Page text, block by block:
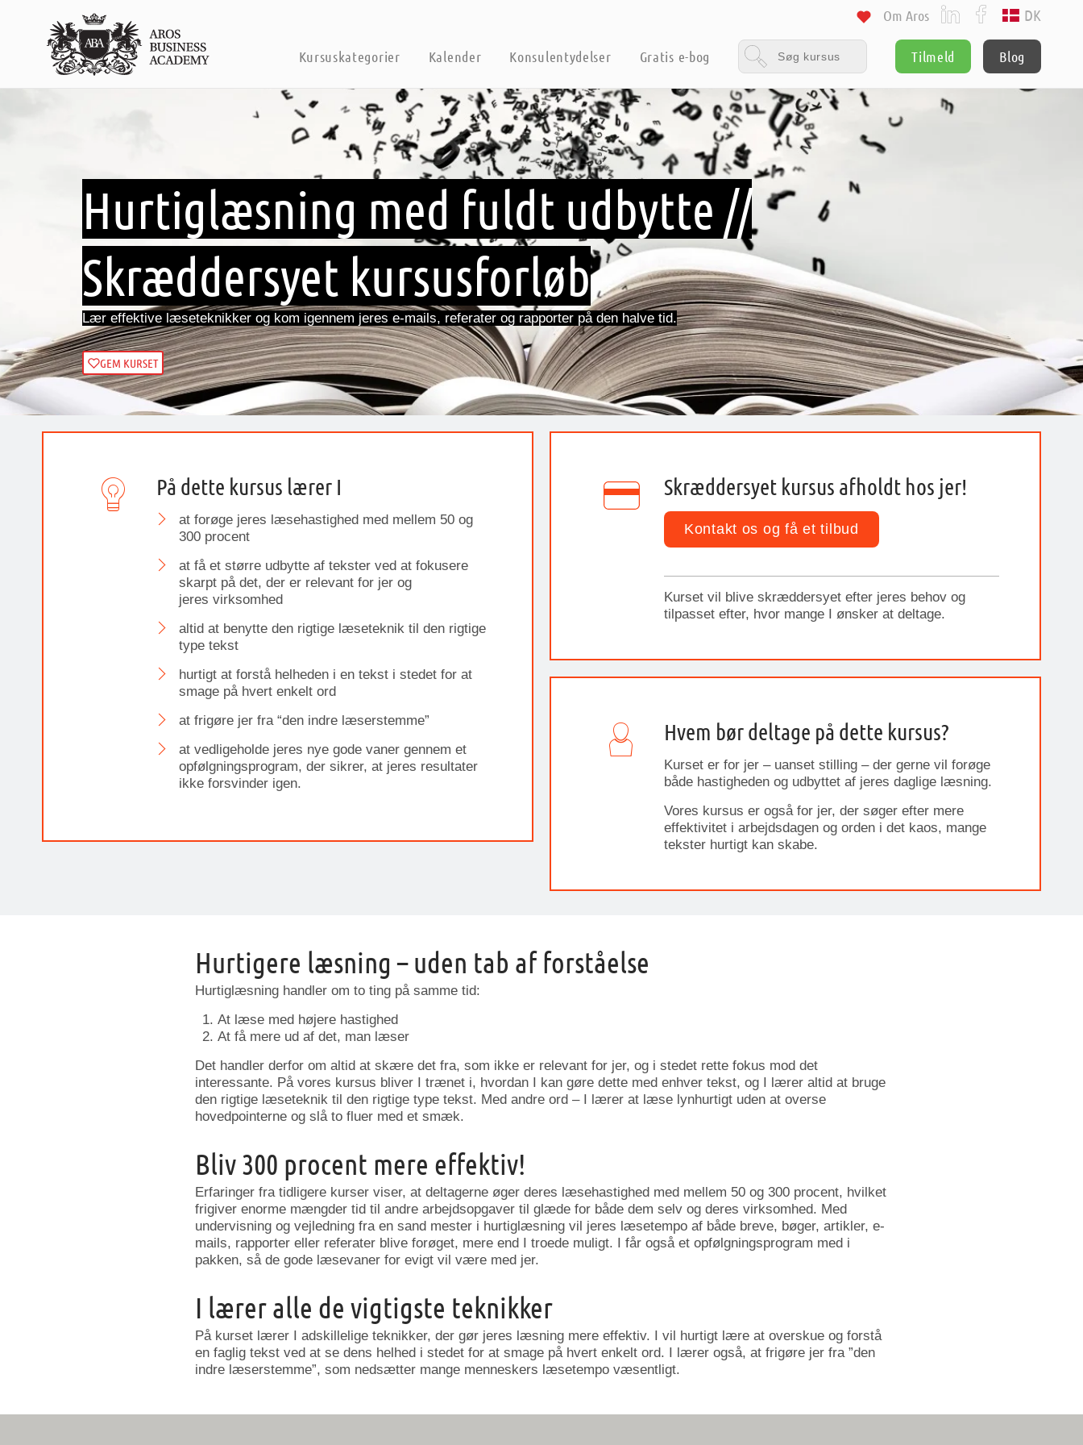
Kursuskategorier Kalender Konsulentydelser Gratis e-bog Tilmeld Blog
Om Aros DK
Hurtiglæsning med fuldt udbytte //
Skræddersyet kursusforløb
Lær effektive læseteknikker og kom igennem jeres e-mails, referater og rapporter på den halve tid.
GEM KURSET
På dette kursus lærer I
at forøge jeres læsehastighed med mellem 50 og
300 procent
at få et større udbytte af tekster ved at fokusere
skarpt på det, der er relevant for jer og
jeres virksomhed
altid at benytte den rigtige læseteknik til den rigtige
type tekst
hurtigt at forstå helheden i en tekst i stedet for at
smage på hvert enkelt ord
at frigøre jer fra “den indre læserstemme”
at vedligeholde jeres nye gode vaner gennem et
opfølgningsprogram, der sikrer, at jeres resultater
ikke forsvinder igen.
Skræddersyet kursus afholdt hos jer!
Kontakt os og få et tilbud
Kurset vil blive skræddersyet efter jeres behov og
tilpasset efter, hvor mange I ønsker at deltage.
Hvem bør deltage på dette kursus?
Kurset er for jer – uanset stilling – der gerne vil forøge
både hastigheden og udbyttet af jeres daglige læsning.
Vores kursus er også for jer, der søger efter mere
effektivitet i arbejdsdagen og orden i det kaos, mange
tekster hurtigt kan skabe.
Hurtigere læsning – uden tab af forståelse
Hurtiglæsning handler om to ting på samme tid:
At læse med højere hastighed
At få mere ud af det, man læser
Det handler derfor om altid at skære det fra, som ikke er relevant for jer, og i stedet rette fokus mod det
interessante. På vores kursus bliver I trænet i, hvordan I kan gøre dette med enhver tekst, og I lærer altid at bruge
den rigtige læseteknik til den rigtige type tekst. Med andre ord – I lærer at læse lynhurtigt uden at overse
hovedpointerne og slå to fluer med et smæk.
Bliv 300 procent mere effektiv!
Erfaringer fra tidligere kurser viser, at deltagerne øger deres læsehastighed med mellem 50 og 300 procent, hvilket
frigiver enorme mængder tid til andre arbejdsopgaver til glæde for både dem selv og deres virksomhed. Med
undervisning og vejledning fra en sand mester i hurtiglæsning vil jeres læsetempo af både breve, bøger, artikler, e-
mails, rapporter eller referater blive forøget, mere end I troede muligt. I får også et opfølgningsprogram med i
pakken, så de gode læsevaner for evigt vil være med jer.
I lærer alle de vigtigste teknikker
På kurset lærer I adskillelige teknikker, der gør jeres læsning mere effektiv. I vil hurtigt lære at overskue og forstå
en faglig tekst ved at se dens helhed i stedet for at smage på hvert enkelt ord. I lærer også, at frigøre jer fra ”den
indre læserstemme”, som nedsætter mange menneskers læsetempo væsentligt.